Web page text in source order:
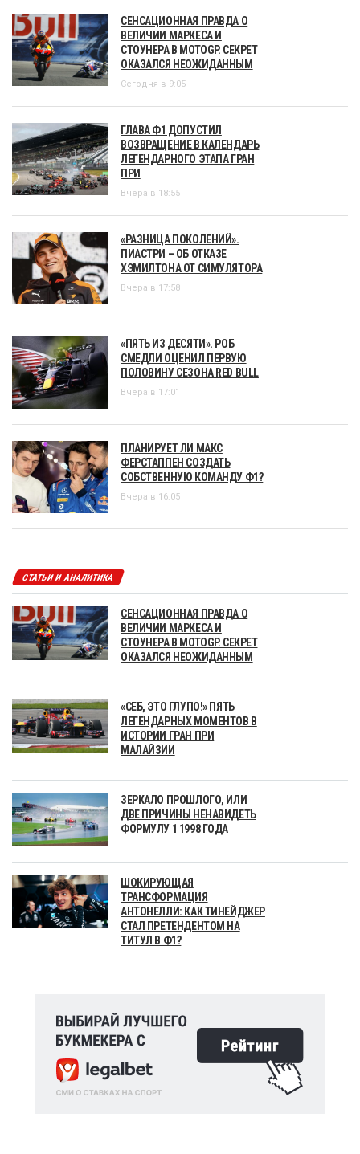
СЕНСАЦИОННАЯ ПРАВДА О
ВЕЛИЧИИ МАРКЕСА И
СТОУНЕРА В MOTOGP. СЕКРЕТ
ОКАЗАЛСЯ НЕОЖИДАННЫМ
Сегодня в 9:05
ГЛАВА Ф1 ДОПУСТИЛ
ВОЗВРАЩЕНИЕ В КАЛЕНДАРЬ
ЛЕГЕНДАРНОГО ЭТАПА ГРАН
ПРИ
Вчера в 18:55
«РАЗНИЦА ПОКОЛЕНИЙ».
ПИАСТРИ – ОБ ОТКАЗЕ
ХЭМИЛТОНА ОТ СИМУЛЯТОРА
Вчера в 17:58
«ПЯТЬ ИЗ ДЕСЯТИ». РОБ
СМЕДЛИ ОЦЕНИЛ ПЕРВУЮ
ПОЛОВИНУ СЕЗОНА RED BULL
Вчера в 17:01
ПЛАНИРУЕТ ЛИ МАКС
ФЕРСТАППЕН СОЗДАТЬ
СОБСТВЕННУЮ КОМАНДУ Ф1?
Вчера в 16:05
СТАТЬИ И АНАЛИТИКА
СЕНСАЦИОННАЯ ПРАВДА О
ВЕЛИЧИИ МАРКЕСА И
СТОУНЕРА В MOTOGP. СЕКРЕТ
ОКАЗАЛСЯ НЕОЖИДАННЫМ
«СЕБ, ЭТО ГЛУПО!» ПЯТЬ
ЛЕГЕНДАРНЫХ МОМЕНТОВ В
ИСТОРИИ ГРАН ПРИ
МАЛАЙЗИИ
ЗЕРКАЛО ПРОШЛОГО, ИЛИ
ДВЕ ПРИЧИНЫ НЕНАВИДЕТЬ
ФОРМУЛУ 1 1998 ГОДА
ШОКИРУЮЩАЯ
ТРАНСФОРМАЦИЯ
АНТОНЕЛЛИ: КАК ТИНЕЙДЖЕР
СТАЛ ПРЕТЕНДЕНТОМ НА
ТИТУЛ В Ф1?